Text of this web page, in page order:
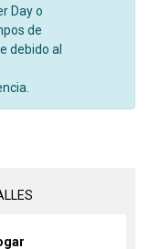
Day o
de
debido al